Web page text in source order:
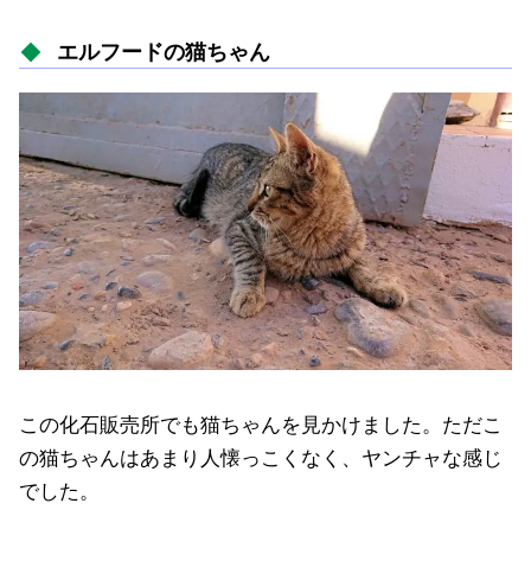
エルフードの猫ちゃん
この化石販売所でも猫ちゃんを見かけました。ただこ
の猫ちゃんはあまり人懐っこくなく、ヤンチャな感じ
でした。